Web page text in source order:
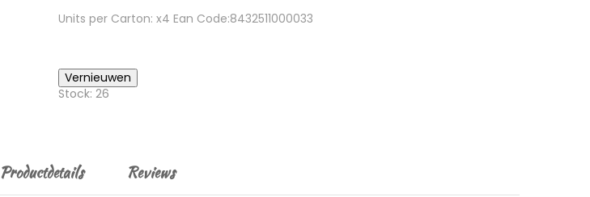
Units per Carton: x4 Ean Code:8432511000033
Stock: 26
Productdetails Reviews